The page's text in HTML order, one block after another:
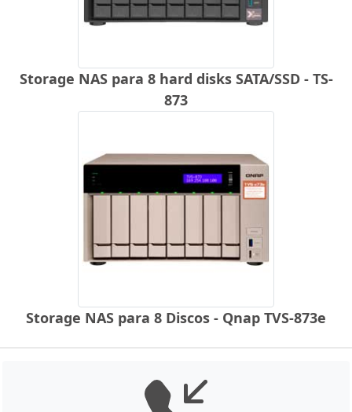
Storage NAS para 8 hard disks SATA/SSD - TS-
873
Storage NAS para 8 Discos - Qnap TVS-873e